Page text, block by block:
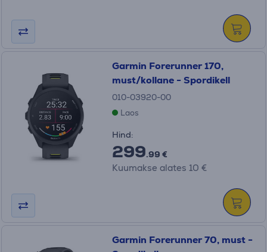
Garmin Forerunner 170,
must/kollane - Spordikell
010-03920-00
Laos
Hind:
299.99 €
Kuumakse alates 10 €
Garmin Forerunner 70, must -